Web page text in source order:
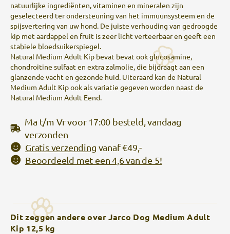
natuurlijke ingrediënten, vitaminen en mineralen zijn
geselecteerd ter ondersteuning van het immuunsysteem en de
spijsvertering van uw hond. De juiste verhouding van gedroogde
kip met aardappel en fruit is zeer licht verteerbaar en geeft een
stabiele bloedsuikerspiegel.
Natural Medium Adult Kip bevat bevat ook glucosamine,
chondroitine sulfaat en extra zalmolie, die bijdraagt aan een
glanzende vacht en gezonde huid. Uiteraard kan de Natural
Medium Adult Kip ook als variatie gegeven worden naast de
Natural Medium Adult Eend.
Ma t/m Vr voor 17:00 besteld, vandaag
verzonden
Gratis verzending vanaf €49,-
Beoordeeld met een 4,6 van de 5!
Dit zeggen andere over Jarco Dog Medium Adult
Kip 12,5 kg